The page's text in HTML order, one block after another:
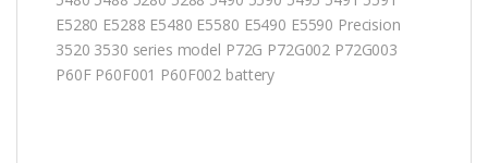
E5280 E5288 E5480 E5580 E5490 E5590 Precision
3520 3530 series model P72G P72G002 P72G003
P60F P60F001 P60F002 battery